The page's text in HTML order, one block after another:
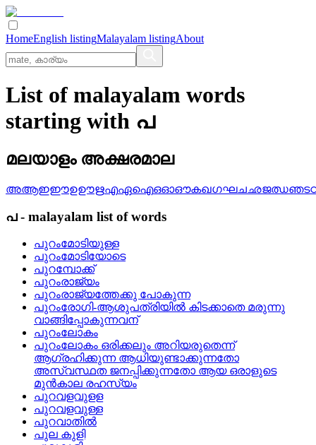
HomeEnglish listingMalayalam listingAbout
List of malayalam words
starting with പ
മലയാളം അക്ഷരമാല
അആഇഈഉഊഋഎഏഐഒഓഔകഖഗഘചഛജഝഞട
പ- malayalam list of words
പുറംമോടിയുള്ള
പുറംമോടിയോടെ
പുറമ്പോക്ക്
പുറംരാജ്യം
പുറംരാജ്യത്തേക്കു പോകുന്ന
പുറംരോഗി-ആശുപത്രിയില്‍ കിടക്കാതെ മരുന്നു
വാങ്ങിപ്പോകുന്നവന്
പുറംലോകം
പുറംലോകം ഒരിക്കലും അറിയരുതെന്ന്
ആഗ്രഹിക്കുന്ന ആധിയുണ്ടാക്കുന്നതോ
അസ്വസ്ഥത ജനപ്പിക്കുന്നതോ ആയ ഒരാളുടെ
മുന്‍കാല രഹസ്യം
പുറവളവുളള
പുറവളവുള്ള
പുറവാതില്‍
പുല കുളി